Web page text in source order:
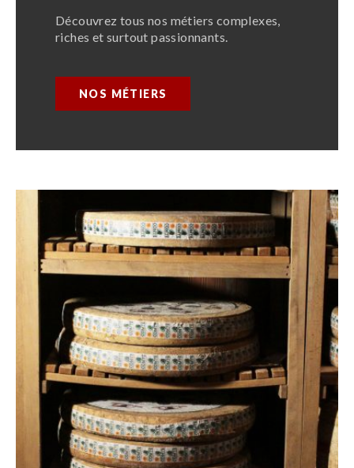
Découvrez tous nos métiers complexes,
riches et surtout passionnants.
NOS MÉTIERS